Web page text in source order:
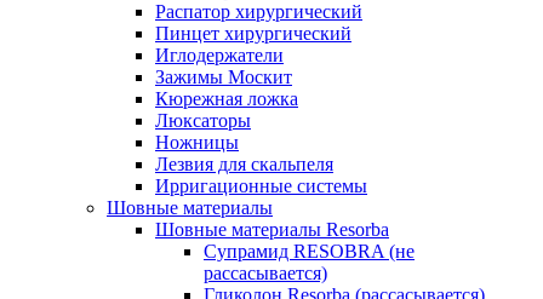
Распатор хирургический
Пинцет хирургический
Иглодержатели
Зажимы Москит
Кюрежная ложка
Люксаторы
Ножницы
Лезвия для скальпеля
Ирригационные системы
Шовные материалы
Шовные материалы Resorba
Супрамид RESOBRA (не
рассасывается)
Гликолон Resorba (рассасывается)